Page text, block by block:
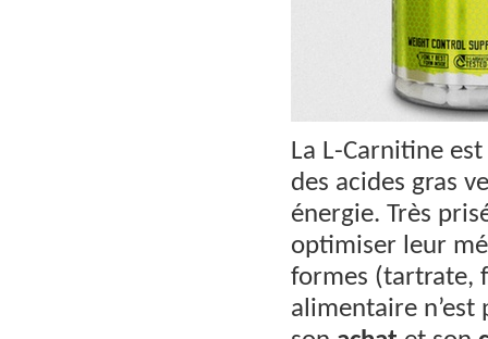
La L-Carnitine
des acides gras
énergie. Très
optimiser leur
formes (tartrate,
alimentaire